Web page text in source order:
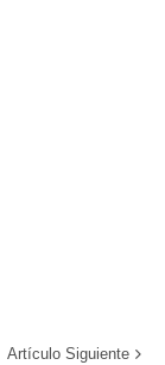
Artículo Siguiente